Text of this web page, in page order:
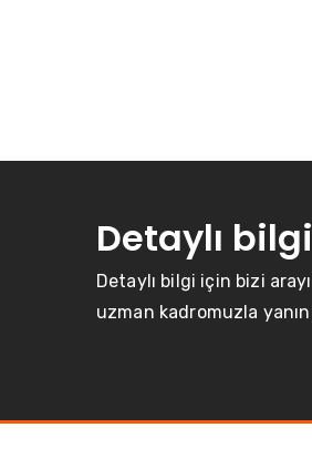
Detaylı bilgi
Detaylı bilgi için bizi
uzman kadromuzla